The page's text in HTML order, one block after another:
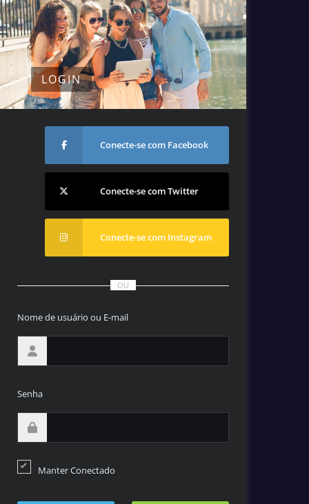
LOGIN
Conecte-se com Facebook
Conecte-se com Twitter
Conecte-se com Instagram
OU
Nome de usuário ou E-mail
Senha
Manter Conectado